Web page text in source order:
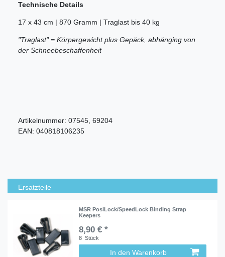
Technische Details
17 x 43 cm | 870 Gramm | Traglast bis 40 kg
"Traglast" = Körpergewicht plus Gepäck, abhänging von
der Schneebeschaffenheit
Artikelnummer: 07545, 69204
EAN: 040818106235
Ersatzteile
MSR PosiLock/SpeedLock Binding Strap
Keepers
8,90 € *
8 Stück
In den Warenkorb